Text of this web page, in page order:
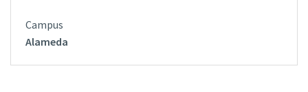
Alameda